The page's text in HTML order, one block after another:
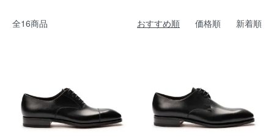
全16商品 おすすめ順 価格順 新着順